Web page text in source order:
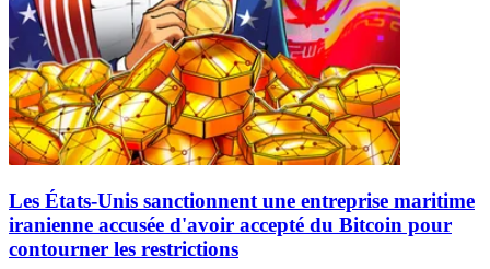
Les États-Unis sanctionnent une entreprise maritime
iranienne accusée d'avoir accepté du Bitcoin pour
contourner les restrictions